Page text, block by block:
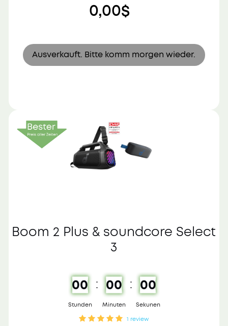
0,00$
Ausverkauft. Bitte komm morgen wieder.
00
Stunden
00
Minuten
00
Sekunen
Boom 2 Plus & soundcore Select
3
1 review